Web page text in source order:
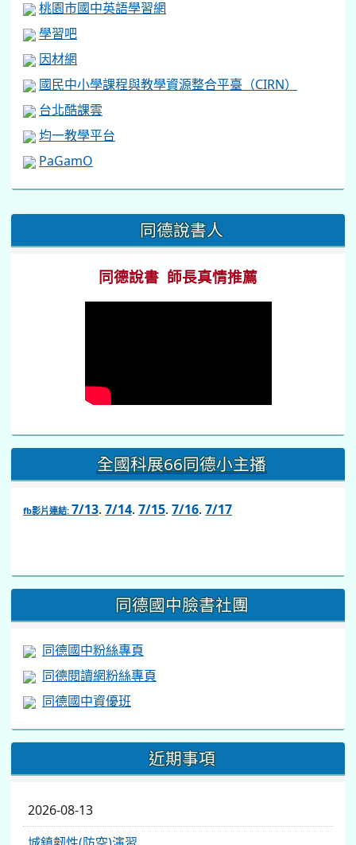
桃園市國中英語學習網
學習吧
因材網
國民中小學課程與教學資源整合平臺（CIRN）
台北酷課雲
均一教學平台
PaGamO
::: 同德說書人
同德說書 師長真情推薦
全國科展66同德小主播
fb影片連結: 7/13. 7/14. 7/15. 7/16. 7/17
https://www.facebook.com/share/v/1BsLSkstia/
同德國中臉書社團
同德國中粉絲專頁
同德閱讀網粉絲專頁
同德國中資優班
近期事項
2026-08-13